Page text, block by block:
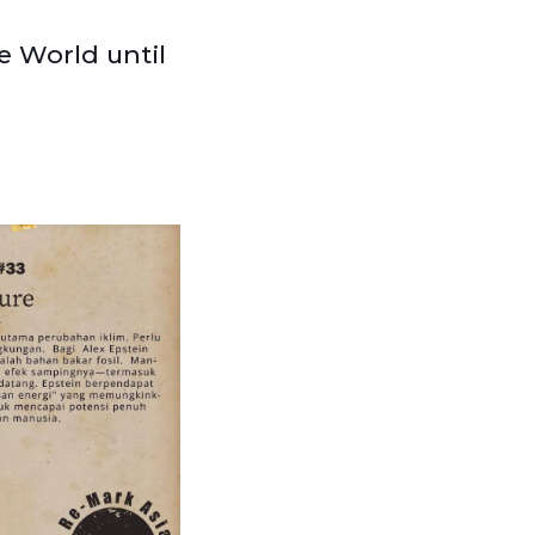
World until